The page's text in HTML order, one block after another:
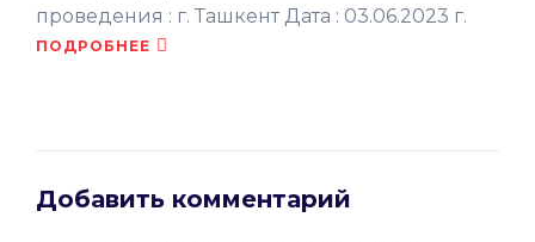
проведения : г. Ташкент Дата : 03.06.2023 г.
ПОДРОБНЕЕ
Добавить комментарий